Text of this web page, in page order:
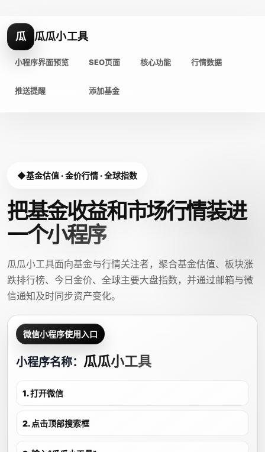
瓜 瓜瓜小工具
小程序界面预览 SEO页面 核心功能 行情数据
推送提醒 添加基金
基金估值 · 金价行情 · 全球指数
把基金收益和市场行情装进
一个小程序
瓜瓜小工具面向基金与行情关注者，聚合基金估值、板块涨
跌排行榜、今日金价、全球主要大盘指数，并通过邮箱与微
信通知及时同步资产变化。
微信小程序使用入口
小程序名称： 瓜瓜小工具
1. 打开微信
2. 点击顶部搜索框